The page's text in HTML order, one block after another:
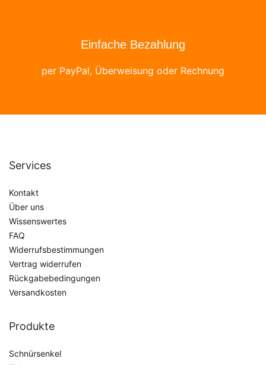
Einfache Bezahlung
per PayPal, Überweisung oder Rechnung
Services
Kontakt
Über uns
Wissenswertes
FAQ
Widerrufsbestimmungen
Vertrag widerrufen
Rückgabebedingungen
Versandkosten
Produkte
Schnürsenkel